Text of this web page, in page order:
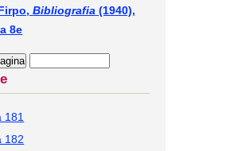
Bibliografia (1940),
8e
181
182